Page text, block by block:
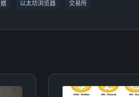
以太坊浏览器 交易所